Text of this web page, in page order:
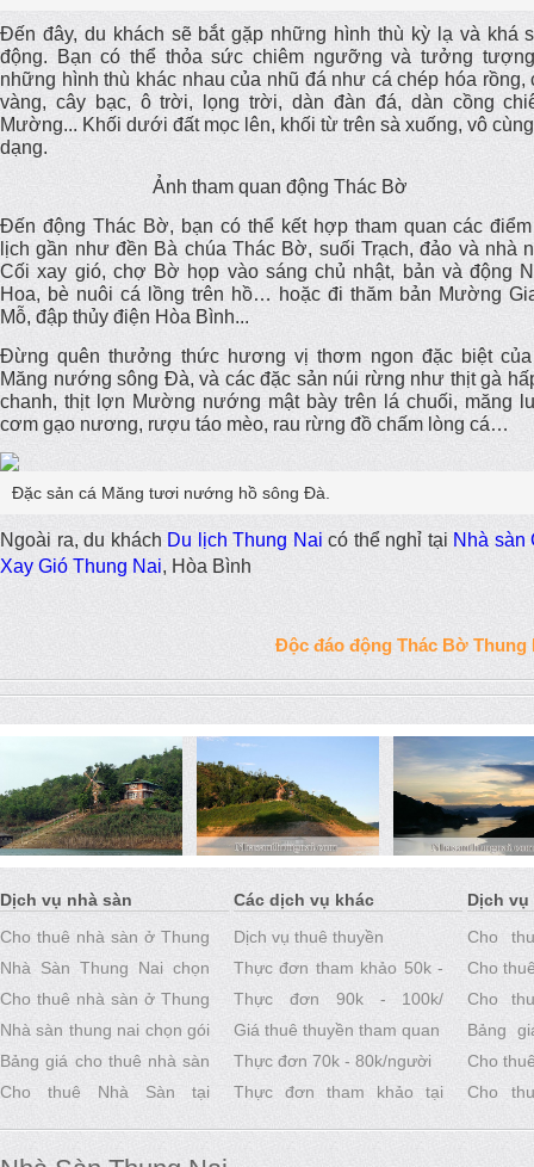
Đến đây, du khách sẽ bắt gặp những hình thù kỳ lạ và khá
động. Bạn có thể thỏa sức chiêm ngưỡng và tưởng
những hình thù khác nhau của nhũ đá như cá chép hóa rồng,
vàng, cây bạc, ô trời, lọng trời, dàn đàn đá, dàn cồng
Mường... Khối dưới đất mọc lên, khối từ trên sà xuống, vô
dạng.
Ảnh tham quan động Thác Bờ
Đến động Thác Bờ, bạn có thể kết hợp tham quan các
lịch gần như đền Bà chúa Thác Bờ, suối Trạch, đảo và nhà
Cối xay gió, chợ Bờ họp vào sáng chủ nhật, bản và động
Hoa, bè nuôi cá lồng trên hồ… hoặc đi thăm bản Mường
Mỗ, đập thủy điện Hòa Bình...
Đừng quên thưởng thức hương vị thơm ngon đặc biệt
Măng nướng sông Đà, và các đặc sản núi rừng như thịt gà
chanh, thịt lợn Mường nướng mật bày trên lá chuối, măng
cơm gạo nương, rượu táo mèo, rau rừng đồ chấm lòng cá…
Đặc sản cá Măng tươi nướng hồ sông Đà.
Ngoài ra, du khách Du lịch Thung Nai có thể nghỉ tại Nhà sàn
Xay Gió Thung Nai, Hòa Bình
Độc đáo động Thác Bờ Thung
Dịch vụ nhà sàn
Cho thuê nhà sàn ở Thung
Nai 2 ngày 1 đêm
Nhà Sàn Thung Nai chọn
gói 1 ngày
Cho thuê nhà sàn ở Thung
Nai Hòa Bình
Nhà sàn thung nai chọn gói
2 ngày 1 đêm
Bảng giá cho thuê nhà sàn
Cối Xay Gió - Thung Nai
Cho thuê Nhà Sàn tại
Các dịch vụ khác
Dịch vụ thuê thuyền
Thực đơn tham khảo 50k -
60k/ khách
Thực đơn 90k - 100k/
người tham khảo
Giá thuê thuyền tham quan
Thực đơn 70k - 80k/người
Thực đơn tham khảo tại
Dịch
Cho
Thung
Cho
Nai
Cho
Thung
Bảng
Thung
Cho
Nai
Cho